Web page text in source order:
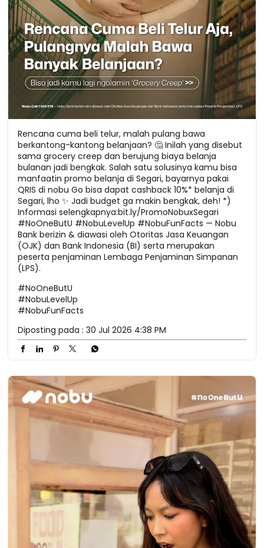
Rencana cuma beli telur, malah pulang bawa
berkantong-kantong belanjaan? 🤔 Inilah yang disebut
sama grocery creep dan berujung biaya belanja
bulanan jadi bengkak. Salah satu solusinya kamu bisa
manfaatin promo belanja di Segari, bayarnya pakai
QRIS di nobu Go bisa dapat cashback 10%* belanja di
Segari, lho ✨ Jadi budget ga makin bengkak, deh! *)
Informasi selengkapnya:bit.ly/PromoNobuxSegari
#NoOneButU #NobuLevelUp #NobuFunFacts — Nobu
Bank berizin & diawasi oleh Otoritas Jasa Keuangan
(OJK) dan Bank Indonesia (BI) serta merupakan
peserta penjaminan Lembaga Penjaminan Simpanan
(LPS).
#NoOneButU
#NobuLevelUp
#NobuFunFacts
Diposting pada : 30 Jul 2026 4:38 PM